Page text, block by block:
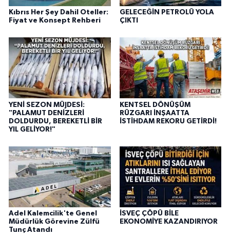
Kıbrıs Her Şey Dahil Oteller:
Fiyat ve Konsept Rehberi
GELECEĞİN PETROLÜ YOLA
ÇIKTI
YENİ SEZON MÜJDESİ:
"PALAMUT DENİZLERİ
DOLDURDU, BEREKETLİ BİR
YIL GELİYOR!"
KENTSEL DÖNÜŞÜM
RÜZGARI İNŞAATTA
İSTİHDAM REKORU GETİRDİ!
Adel Kalemcilik'te Genel
Müdürlük Görevine Zülfü
Tunç Atandı
İSVEÇ ÇÖPÜ BİLE
EKONOMİYE KAZANDIRIYOR